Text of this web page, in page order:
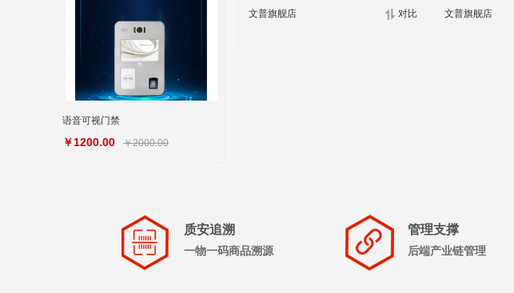
语音可视门禁
￥1200.00 ￥2000.00
文普旗舰店
对比
文普旗舰店
质安追溯
一物一码商品溯源
管理支撑
后端产业链管理